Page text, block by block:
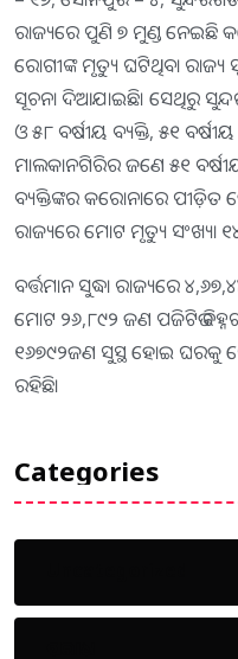
ରାଜ୍ୟରେ ପୁଣି ୭ ମୁଣ୍ଡ ନେଇଛି
ରୋଗୀଙ୍କ ମୃତ୍ୟୁ ଘଟିଥିବା ରାଜ୍ୟ
ସୂଚନା ଦିଆଯାଇଛି। ସେଥିରୁ
ଓ ୫୮ ବର୍ଷୀୟ ବ୍ୟକ୍ତି, ୫୧
ମାଲକାନଗିରିର ଜଣେ ୫୧
ବ୍ୟକ୍ତିଙ୍କର କରୋନାରେ
ରାଜ୍ୟରେ ମୋଟ ମୃତ୍ୟୁ ସଂଖ୍ୟା
ବର୍ତ୍ତମାନ ସୁଦ୍ଧା ରାଜ୍ୟରେ
ମୋଟ ୨୬,୮୯୨ ଜଣ ପଜିଟିଭ
୧୬୭୯୨ଜଣ ସୁସ୍ଥ ହୋଇ ଘରକୁ
ରହିଛି।
Categories